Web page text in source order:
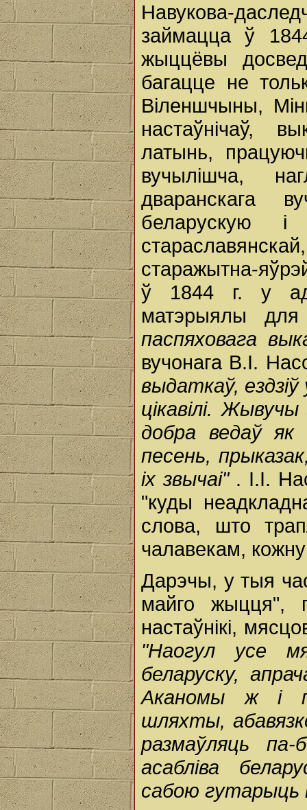
Навукова-
займацца ў
жыццёвы
багацце не
Віленшчыны,
настаўнічаў,
латынь,
вучылішча,
дваранскага
беларускую
старажытна-
ў 1844 г. у
матэрыялы
паспяховага
вучонага В.І.
выдаткаў, ездзіў
цікавілі.
добра ведаў як
песень,
іх звычаі" . І.І.
"куды
слова, што
чалавекам,
Дарэчы, у тыя
майго жыцця",
настаўнікі,
"Наогул усе
беларуску,
Аканомы ж і
шляхты,
размаўляць па-
асабліва
сабою гутарыць